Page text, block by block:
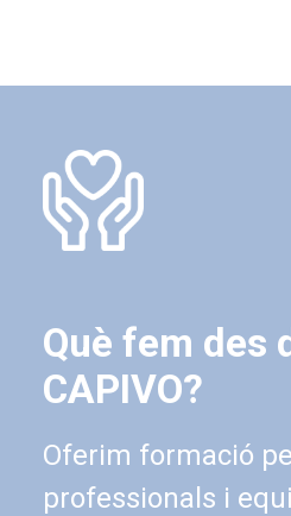
Què fem des
CAPIVO?
Oferim formació
professionals i